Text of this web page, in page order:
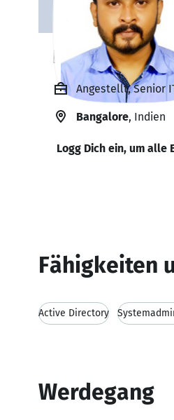
Pradeep Raja
Angestellt, Senior
Bangalore, Indien
Logg Dich ein, um alle
Fähigkeiten
Active Directory
Werdegang